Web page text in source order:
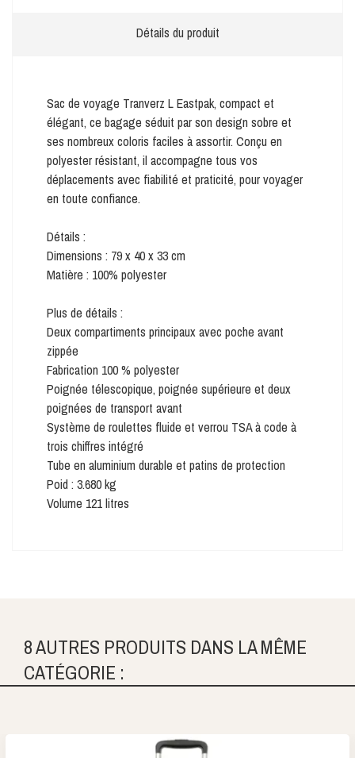
Détails du produit
Sac de voyage Tranverz L Eastpak, compact et
élégant, ce bagage séduit par son design sobre et
ses nombreux coloris faciles à assortir. Conçu en
polyester résistant, il accompagne tous vos
déplacements avec fiabilité et praticité, pour voyager
en toute confiance.
Détails :
Dimensions : 79 x 40 x 33 cm
Matière : 100% polyester
Plus de détails :
Deux compartiments principaux avec poche avant
zippée
Fabrication 100 % polyester
Poignée télescopique, poignée supérieure et deux
poignées de transport avant
Système de roulettes fluide et verrou TSA à code à
trois chiffres intégré
Tube en aluminium durable et patins de protection
Poid : 3.680 kg
Volume 121 litres
8 AUTRES PRODUITS DANS LA MÊME
CATÉGORIE :